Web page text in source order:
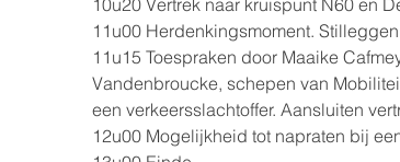
10u20 Vertrek naar kruispunt N60 en
11u00 Herdenkingsmoment.
11u15 Toespraken door Maaike
Vandenbroucke, schepen van
een verkeersslachtoffer. Aansluiten
12u00 Mogelijkheid tot napraten bij